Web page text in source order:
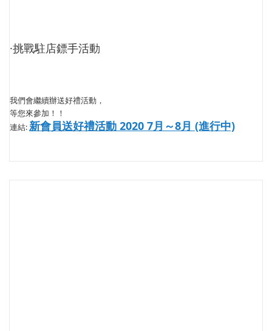
·挑戰駐店鏢手活動
我們會繼續辦送好禮活動，
等您來參加！！
連結:新會員送好禮活動 2020 7月～8月 (進行中)